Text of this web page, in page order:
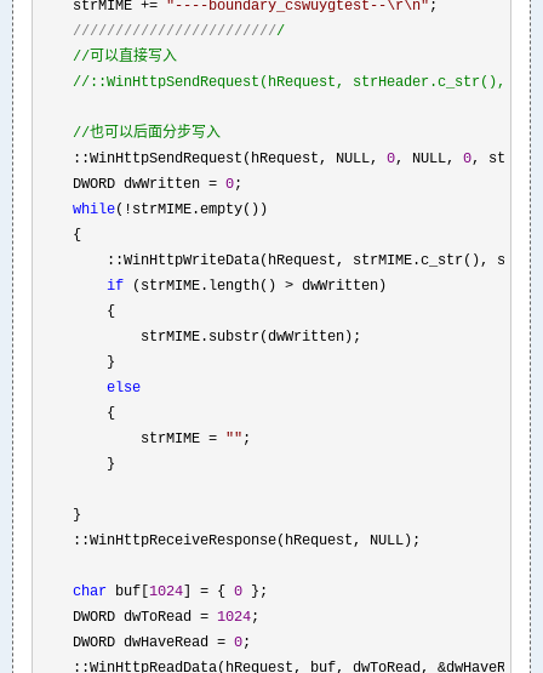
    strMIME +=
" ----boundary_cswuygtest--\r\n" ;
/////////////////////////
//可以直接写入
// ::WinHttpSendRequest(hRequest, strHeader.c_str(),
//也可以后面分步写入
    ::WinHttpSendRequest(hRequest, NULL,
0, NULL, 0,
    DWORD dwWritten
= 0;
while(! strMIME.empty())
    {
::WinHttpWriteData(hRequest, strMIME.c_str(),
if (strMIME.length() > dwWritten)
        {
            strMIME.substr(dwWritten);
        }
else
        {
            strMIME
= "" ;
        }
    }
    ::WinHttpReceiveResponse(hRequest, NULL);
char buf[ 1024 ] = { 0 };
    DWORD dwToRead
= 1024;
    DWORD dwHaveRead
= 0;
    ::WinHttpReadData(hRequest, buf, dwToRead,
&